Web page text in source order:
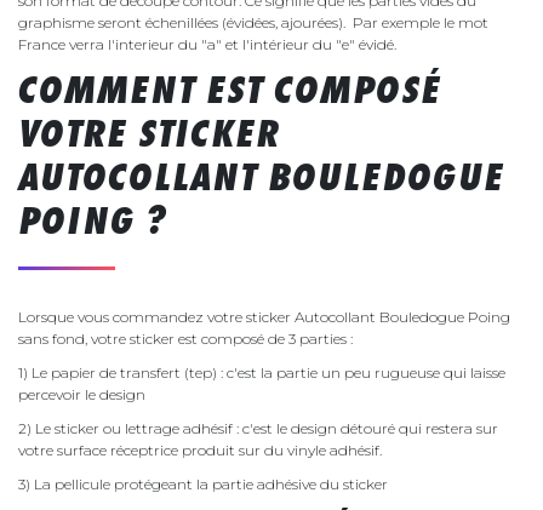
graphisme seront échenillées (évidées, ajourées). Par exemple le mot
France verra l'interieur du "a" et l'intérieur du "e" évidé.
COMMENT EST COMPOSÉ
VOTRE STICKER
AUTOCOLLANT BOULEDOGUE
POING ?
Lorsque vous commandez votre sticker Autocollant Bouledogue Poing
sans fond, votre sticker est composé de 3 parties :
1) Le papier de transfert (tep) : c'est la partie un peu rugueuse qui laisse
percevoir le design
2) Le sticker ou lettrage adhésif : c'est le design détouré qui restera sur
votre surface réceptrice produit sur du vinyle adhésif.
3) La pellicule protégeant la partie adhésive du sticker